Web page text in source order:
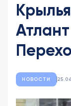
НОВОСТИ